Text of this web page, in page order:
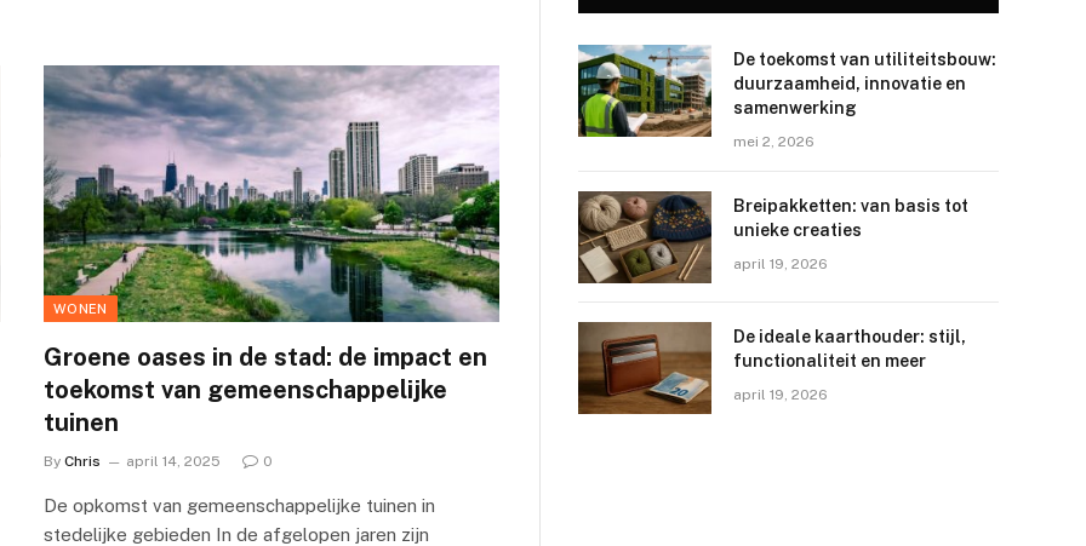
WONEN
Groene oases in de stad: de impact en
toekomst van gemeenschappelijke
tuinen
By Chris april 14, 2025 0
De opkomst van gemeenschappelijke tuinen in
stedelijke gebieden In de afgelopen jaren zijn
De toekomst van utiliteitsbouw:
duurzaamheid, innovatie en
samenwerking
mei 2, 2026
Breipakketten: van basis tot
unieke creaties
april 19, 2026
De ideale kaarthouder: stijl,
functionaliteit en meer
april 19, 2026